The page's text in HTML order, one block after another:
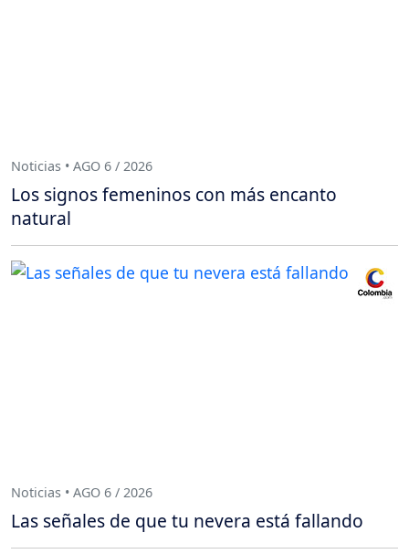
Noticias • AGO 6 / 2026
Los signos femeninos con más encanto
natural
Noticias • AGO 6 / 2026
Las señales de que tu nevera está fallando